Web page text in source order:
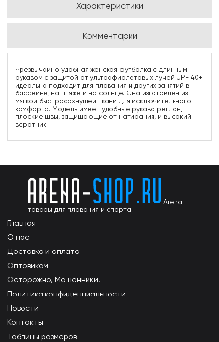
Характеристики
Комментарии
Чрезвычайно удобная женская футболка с длинным
рукавом с защитой от ультрафиолетовых лучей UPF 40+
идеально подходит для плавания и других занятий в
бассейне, на пляже и на солнце. Она изготовлен из
мягкой быстросохнущей ткани для исключительного
комфорта. Модель имеет удобные рукава реглан,
плоские швы, защищающие от натирания, и высокий
воротник.
Arena-
товары для плавания и спорта
Главная
О нас
Доставка и оплата
Оптовикам
Осторожно, Мошенники!
Политика конфиденциальности
Новости
Контакты
Таблицы размеров